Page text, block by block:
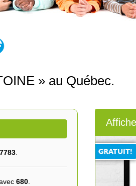
» au Québec.
680